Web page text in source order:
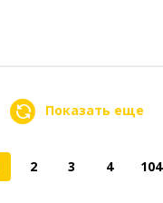
Показать еще
2 3 4 104